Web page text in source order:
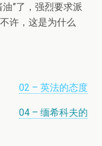
”了，强烈要求派
许，这是为什么
02 – 英法的态度
04 – 缅希科夫的